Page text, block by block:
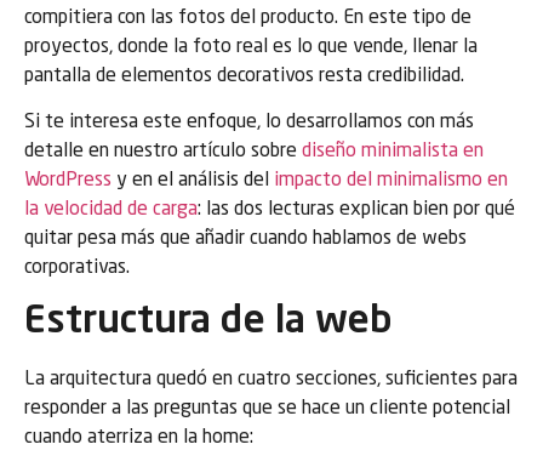
compitiera con las fotos del producto. En este tipo de
proyectos, donde la foto real es lo que vende, llenar la
pantalla de elementos decorativos resta credibilidad.
Si te interesa este enfoque, lo desarrollamos con más
detalle en nuestro artículo sobre diseño minimalista en
WordPress y en el análisis del impacto del minimalismo en
la velocidad de carga: las dos lecturas explican bien por qué
quitar pesa más que añadir cuando hablamos de webs
corporativas.
Estructura de la web
La arquitectura quedó en cuatro secciones, suficientes para
responder a las preguntas que se hace un cliente potencial
cuando aterriza en la home: